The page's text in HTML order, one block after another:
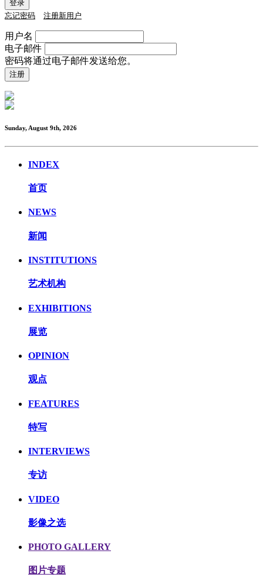
忘记密码 注册新用户
用户名
电子邮件
密码将通过电子邮件发送给您。
Sunday, August 9th, 2026
INDEX
首页
NEWS
新闻
INSTITUTIONS
艺术机构
EXHIBITIONS
展览
OPINION
观点
FEATURES
特写
INTERVIEWS
专访
VIDEO
影像之选
PHOTO GALLERY
图片专题